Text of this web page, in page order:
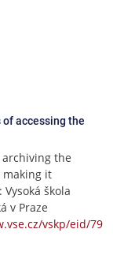
of accessing the
the
making it
Vysoká škola
v Praze
vskp/eid/79